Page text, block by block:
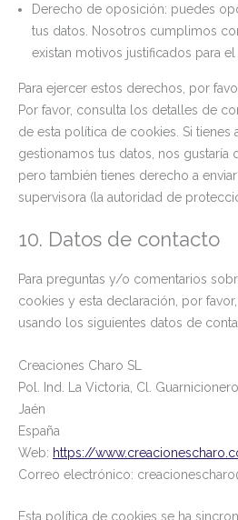
Derecho de oposición: puedes
tus datos. Nosotros cumplimos
existan motivos justificados para
Para ejercer estos derechos, por
Por favor, consulta los detalles de
de esta política de cookies. Si
gestionamos tus datos, nos gustaría
pero también tienes derecho a
supervisora (la autoridad de
10. Datos de contacto
Para preguntas y/o comentarios
cookies y esta declaración, por
usando los siguientes datos de
Creaciones Charo SL
Pol. Ind. La Victoria, Cl.
Jaén
España
Web: https://
Correo electrónico:
Esta política de cookies se ha